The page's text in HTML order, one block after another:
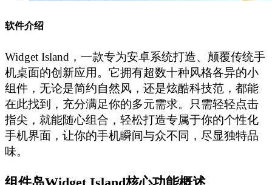
软件介绍
Widget Island，一款专为安卓系统打造、颠覆传统手
机桌面的创新应用。它拥有超数十种风格各异的小
组件，无论是简约自然风，还是炫酷科技范，都能
在此找到，充分满足你的多元需求。只需轻轻点击
指尖，就能随心组合，轻松打造专属于你的个性化
手机界面，让你的手机瞬间与众不同，尽显独特品
味。